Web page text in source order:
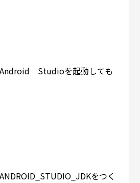
Studioを起動しても
をつく